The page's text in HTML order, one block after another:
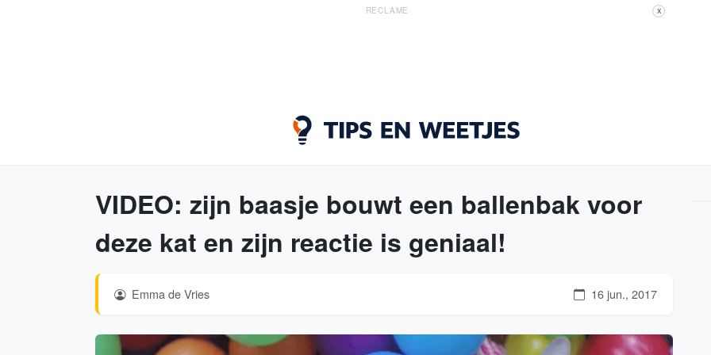
RECLAME X
VIDEO: zijn baasje bouwt een ballenbak voor
deze kat en zijn reactie is geniaal!
Emma de Vries 16 jun., 2017